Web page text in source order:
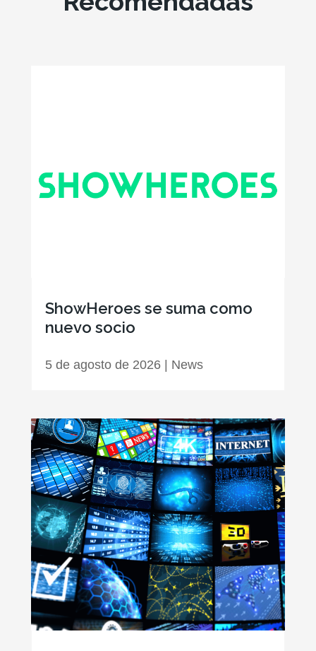
ShowHeroes se suma como
nuevo socio
5 de agosto de 2026| News